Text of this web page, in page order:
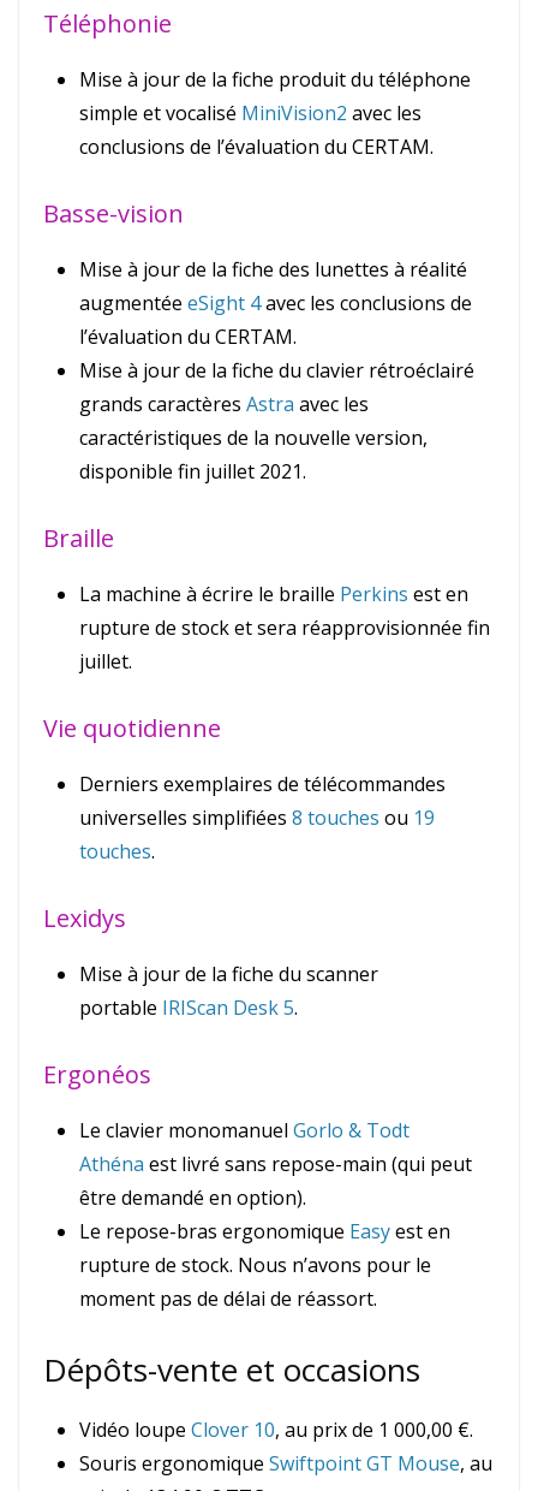
Téléphonie
Mise à jour de la fiche produit du téléphone
simple et vocalisé MiniVision2 avec les
conclusions de l’évaluation du CERTAM.
Basse-vision
Mise à jour de la fiche des lunettes à réalité
augmentée eSight 4avec les conclusions de
l’évaluation du CERTAM.
Mise à jour de la fiche du clavier rétroéclairé
grands caractères Astra avec les
caractéristiques de la nouvelle version,
disponible fin juillet 2021.
Braille
La machine à écrire le braille Perkins est en
rupture de stock et sera réapprovisionnée fin
juillet.
Vie quotidienne
Derniers exemplaires de télécommandes
universelles simplifiées 8 touches ou 19
touches.
Lexidys
Mise à jour de la fiche du scanner
portable IRIScan Desk 5.
Ergonéos
Le clavier monomanuel Gorlo & Todt
Athéna est livré sans repose-main (qui peut
être demandé en option).
Le repose-bras ergonomique Easyest en
rupture de stock. Nous n’avons pour le
moment pas de délai de réassort.
Dépôts-vente et occasions
Vidéo loupe Clover 10, au prix de 1 000,00 €.
Souris ergonomique Swiftpoint GT Mouse, au